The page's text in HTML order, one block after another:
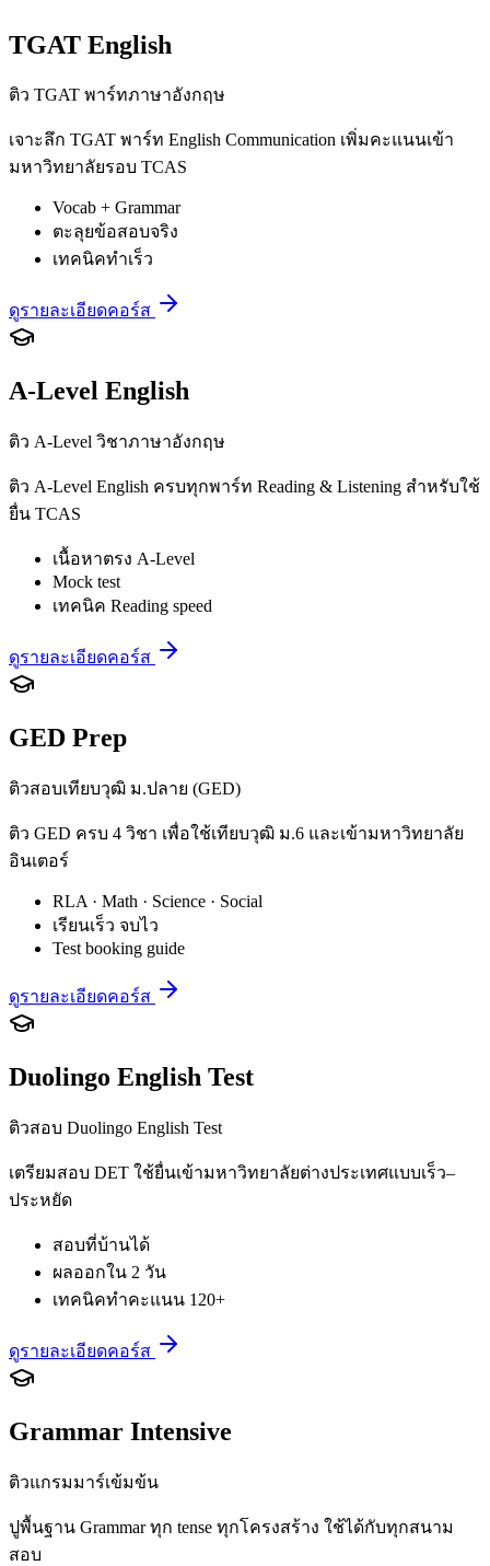
TGAT English
ติว TGAT พาร์ทภาษาอังกฤษ
เจาะลึก TGAT พาร์ท English Communication เพิ่มคะแนนเข้า
มหาวิทยาลัยรอบ TCAS
Vocab + Grammar
ตะลุยข้อสอบจริง
เทคนิคทำเร็ว
ดูรายละเอียดคอร์ส
A-Level English
ติว A-Level วิชาภาษาอังกฤษ
ติว A-Level English ครบทุกพาร์ท Reading & Listening สำหรับใช้
ยื่น TCAS
เนื้อหาตรง A-Level
Mock test
เทคนิค Reading speed
ดูรายละเอียดคอร์ส
GED Prep
ติวสอบเทียบวุฒิ ม.ปลาย (GED)
ติว GED ครบ 4 วิชา เพื่อใช้เทียบวุฒิ ม.6 และเข้ามหาวิทยาลัย
อินเตอร์
RLA · Math · Science · Social
เรียนเร็ว จบไว
Test booking guide
ดูรายละเอียดคอร์ส
Duolingo English Test
ติวสอบ Duolingo English Test
เตรียมสอบ DET ใช้ยื่นเข้ามหาวิทยาลัยต่างประเทศแบบเร็ว–
ประหยัด
สอบที่บ้านได้
ผลออกใน 2 วัน
เทคนิคทำคะแนน 120+
ดูรายละเอียดคอร์ส
Grammar Intensive
ติวแกรมมาร์เข้มข้น
ปูพื้นฐาน Grammar ทุก tense ทุกโครงสร้าง ใช้ได้กับทุกสนาม
สอบ